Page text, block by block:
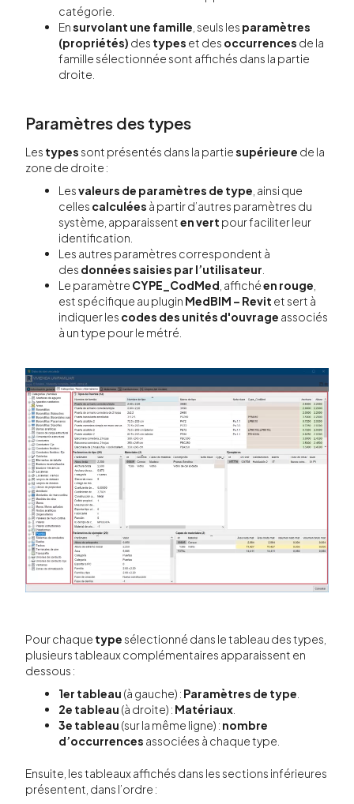
catégorie.
Ensurvolant une famille , seuls les paramètres
(propriétés) des types et des occurrences de la
famille sélectionnée sont affichés dans la partie
droite.
Paramètres des types
Les types sont présentés dans la partiesupérieure de la
zone de droite :
Lesvaleurs de paramètres de type , ainsi que
celles calculées à partir d’autres paramètres du
système, apparaissenten vert pour faciliter leur
identification.
Les autres paramètres correspondent à
des données saisies par l’utilisateur
Le paramètre CYPE_CodMed , affichéen rouge
est spécifique au plugin MedBIM – Revit et sert à
indiquer les codes des unités d'ouvrage associés
à un type pour le métré.
Pour chaque type sélectionné dans le tableau des types,
plusieurs tableaux complémentaires apparaissent en
dessous :
1er tableau (à gauche) : Paramètres de type
2e tableau (à droite) : Matériaux
3e tableau (sur la même ligne) : nombre
d’occurrences associées à chaque type.
Ensuite, les tableaux affichés dans les sections inférieures
présentent, dans l’ordre :